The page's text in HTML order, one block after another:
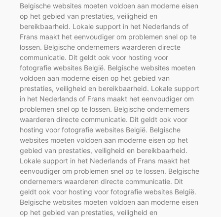
Belgische websites moeten voldoen aan moderne eisen
op het gebied van prestaties, veiligheid en
bereikbaarheid. Lokale support in het Nederlands of
Frans maakt het eenvoudiger om problemen snel op te
lossen. Belgische ondernemers waarderen directe
communicatie. Dit geldt ook voor hosting voor
fotografie websites België. Belgische websites moeten
voldoen aan moderne eisen op het gebied van
prestaties, veiligheid en bereikbaarheid. Lokale support
in het Nederlands of Frans maakt het eenvoudiger om
problemen snel op te lossen. Belgische ondernemers
waarderen directe communicatie. Dit geldt ook voor
hosting voor fotografie websites België. Belgische
websites moeten voldoen aan moderne eisen op het
gebied van prestaties, veiligheid en bereikbaarheid.
Lokale support in het Nederlands of Frans maakt het
eenvoudiger om problemen snel op te lossen. Belgische
ondernemers waarderen directe communicatie. Dit
geldt ook voor hosting voor fotografie websites België.
Belgische websites moeten voldoen aan moderne eisen
op het gebied van prestaties, veiligheid en